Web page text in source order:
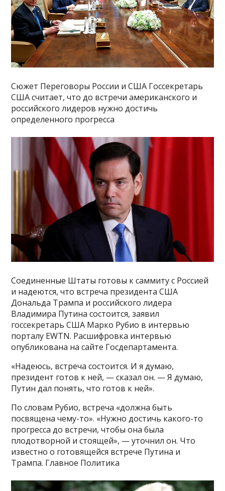
Сюжет Переговоры России и США Госсекретарь
США считает, что до встречи американского и
российского лидеров нужно достичь
определенного прогресса
Соединенные Штаты готовы к саммиту с Россией
и надеются, что встреча президента США
Дональда Трампа и российского лидера
Владимира Путина состоится, заявил
госсекретарь США Марко Рубио в интервью
порталу EWTN. Расшифровка интервью
опубликована на сайте Госдепартамента.
«Надеюсь, встреча состоится. И я думаю,
президент готов к ней, — сказал он. — Я думаю,
Путин дал понять, что готов к ней».
По словам Рубио, встреча «должна быть
посвящена чему-то». «Нужно достичь какого-то
прогресса до встречи, чтобы она была
плодотворной и стоящей», — уточнил он. Что
известно о готовящейся встрече Путина и
Трампа. Главное Политика